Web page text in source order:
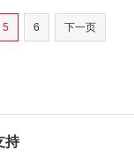
5 6 下一页
持